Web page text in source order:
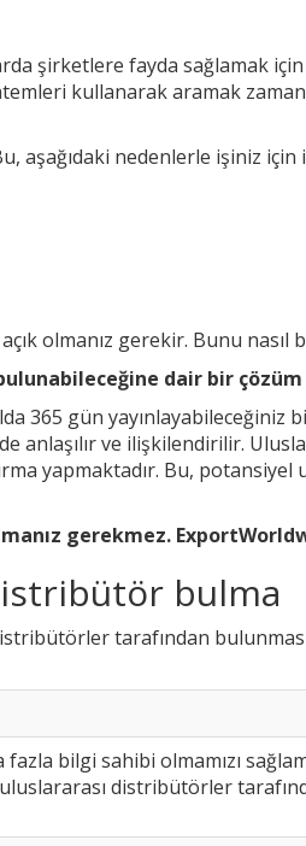
şirketlere fayda sağlamak
kullanarak aramak
aşağıdaki nedenlerle işiniz için
olmanız gerekir. Bunu nasıl
dair bir çözüm
365 gün yayınlayabileceğiniz
ve ilişkilendirilir.
yapmaktadır. Bu,
gerekmez.
bulma
tarafından
bilgi sahibi olmamızı
distribütörler